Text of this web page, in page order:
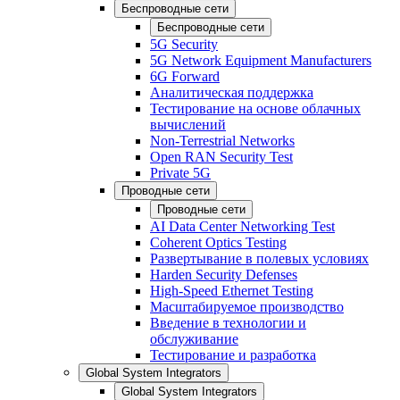
Беспроводные сети
Беспроводные сети
5G Security
5G Network Equipment Manufacturers
6G Forward
Аналитическая поддержка
Тестирование на основе облачных
вычислений
Non-Terrestrial Networks
Open RAN Security Test
Private 5G
Проводные сети
Проводные сети
AI Data Center Networking Test
Coherent Optics Testing
Развертывание в полевых условиях
Harden Security Defenses
High-Speed Ethernet Testing
Масштабируемое производство
Введение в технологии и
обслуживание
Тестирование и разработка
Global System Integrators
Global System Integrators